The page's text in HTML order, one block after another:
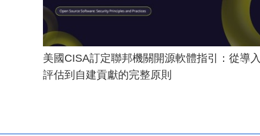
美國CISA訂定聯邦機關開源軟體指引：從導入
評估到自建貢獻的完整原則